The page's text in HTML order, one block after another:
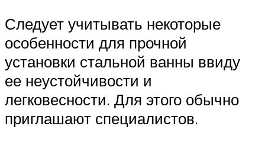
Следует учитывать некоторые
особенности для прочной
установки стальной ванны ввиду
ее неустойчивости и
легковесности. Для этого обычно
приглашают специалистов.